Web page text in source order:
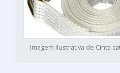
Imagem ilustrativa de Cinta